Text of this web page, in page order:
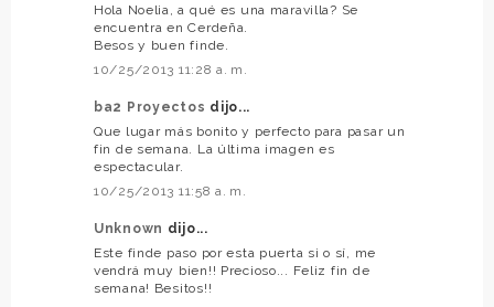
Hola Noelia, a qué es una maravilla? Se
encuentra en Cerdeña.
Besos y buen finde.
10/25/2013 11:28 a. m.
ba2 Proyectos dijo...
Que lugar más bonito y perfecto para pasar un
fin de semana. La última imagen es
espectacular.
10/25/2013 11:58 a. m.
Unknown dijo...
Este finde paso por esta puerta si o sí, me
vendrá muy bien!! Precioso... Feliz fin de
semana! Besitos!!